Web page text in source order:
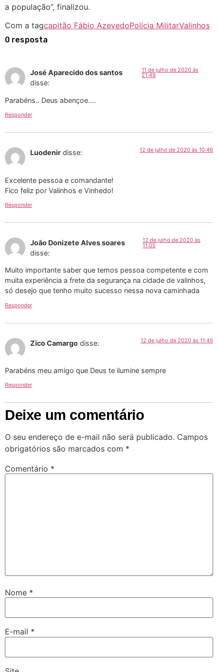
a população”, finalizou.
Com a tagcapitão Fábio AzevedoPolícia MilitarValinhos
0 resposta
José Aparecido dos santos
disse:
11 de julho de 2020 às
21:49
Parabéns.. Deus abençoe….
Responder
Luodenir disse: 12 de julho de 2020 às 10:46
Excelente pessoa e comandante!
Fico feliz por Valinhos e Vinhedo!
Responder
João Donizete Alves soares
disse:
12 de julho de 2020 às
11:05
Muito importante saber que temos pessoa competente e com
muita experiência a frete da segurança na cidade de valinhos,
só desejo que tenho muito sucesso nessa nova caminhada
Responder
Zico Camargo disse: 12 de julho de 2020 às 11:45
Parabéns meu amigo que Deus te ilumine sempre
Responder
Deixe um comentário
O seu endereço de e-mail não será publicado. Campos
obrigatórios são marcados com *
Comentário *
Nome *
E-mail *